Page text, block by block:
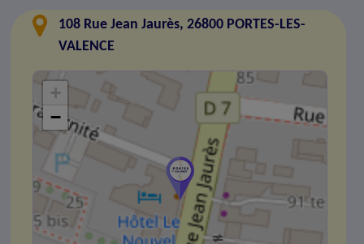
108 Rue Jean Jaurès, 26800 PORTES-LES-
VALENCE
+
−